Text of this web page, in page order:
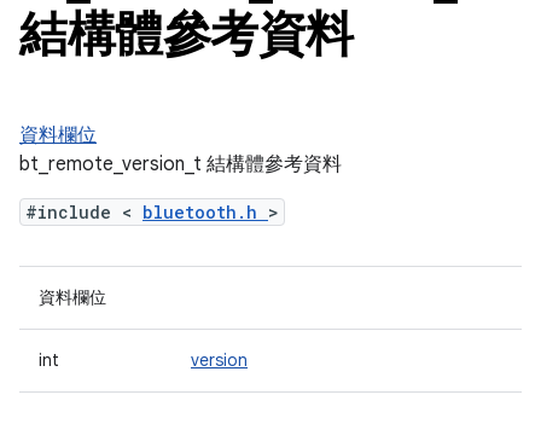
結構體參考資料
資料欄位
bt_remote_version_t 結構體參考資料
#include < bluetooth.h >
資料欄位
int version